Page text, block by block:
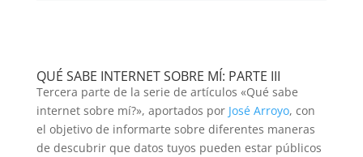
QUÉ SABE INTERNET SOBRE MÍ: PARTE III
Tercera parte de la serie de artículos «Qué sabe
internet sobre mí?», aportados por José Arroyo, con
el objetivo de informarte sobre diferentes maneras
de descubrir que datos tuyos pueden estar públicos